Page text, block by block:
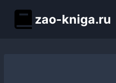
содержимому
zao-kniga.ru